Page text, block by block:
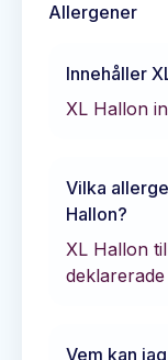
Allergener
Innehåller
XL Hallon
Vilka
Hallon?
XL Hallon
Vem kan